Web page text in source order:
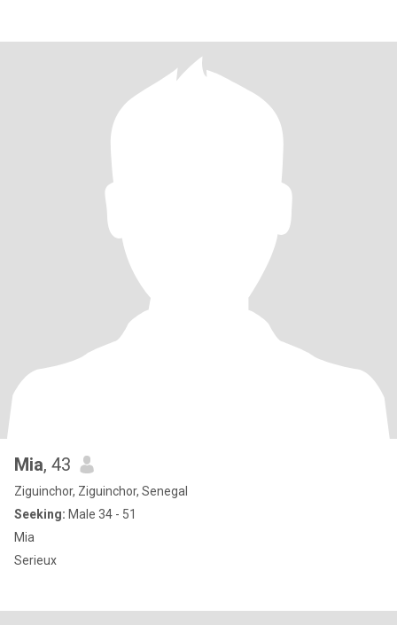
Mia, 43
Ziguinchor, Ziguinchor, Senegal
Seeking: Male 34 - 51
Mia
Serieux